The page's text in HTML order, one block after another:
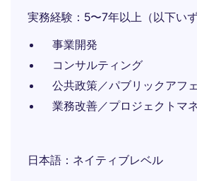
実務経験：5〜7年以上（以下いず
事業開発
コンサルティング
公共政策／パブリックアフ
業務改善／プロジェクトマ
日本語：ネイティブレベル